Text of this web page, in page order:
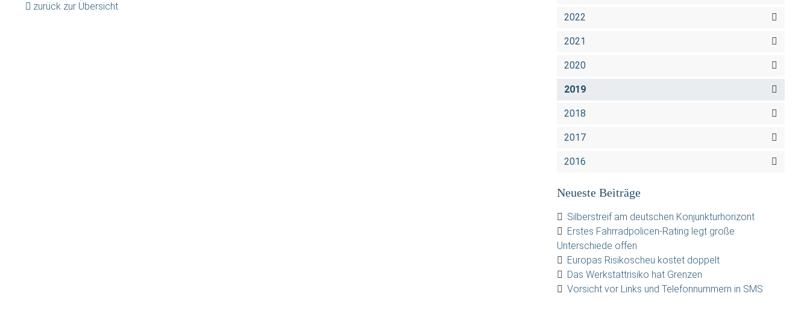
zurück zur Übersicht
2022
2021
2020
2019
2018
2017
2016
Neueste Beiträge
Silberstreif am deutschen Konjunkturhorizont
Erstes Fahrradpolicen-Rating legt große
Unterschiede offen
Europas Risikoscheu kostet doppelt
Das Werkstattrisiko hat Grenzen
Vorsicht vor Links und Telefonnummern in SMS